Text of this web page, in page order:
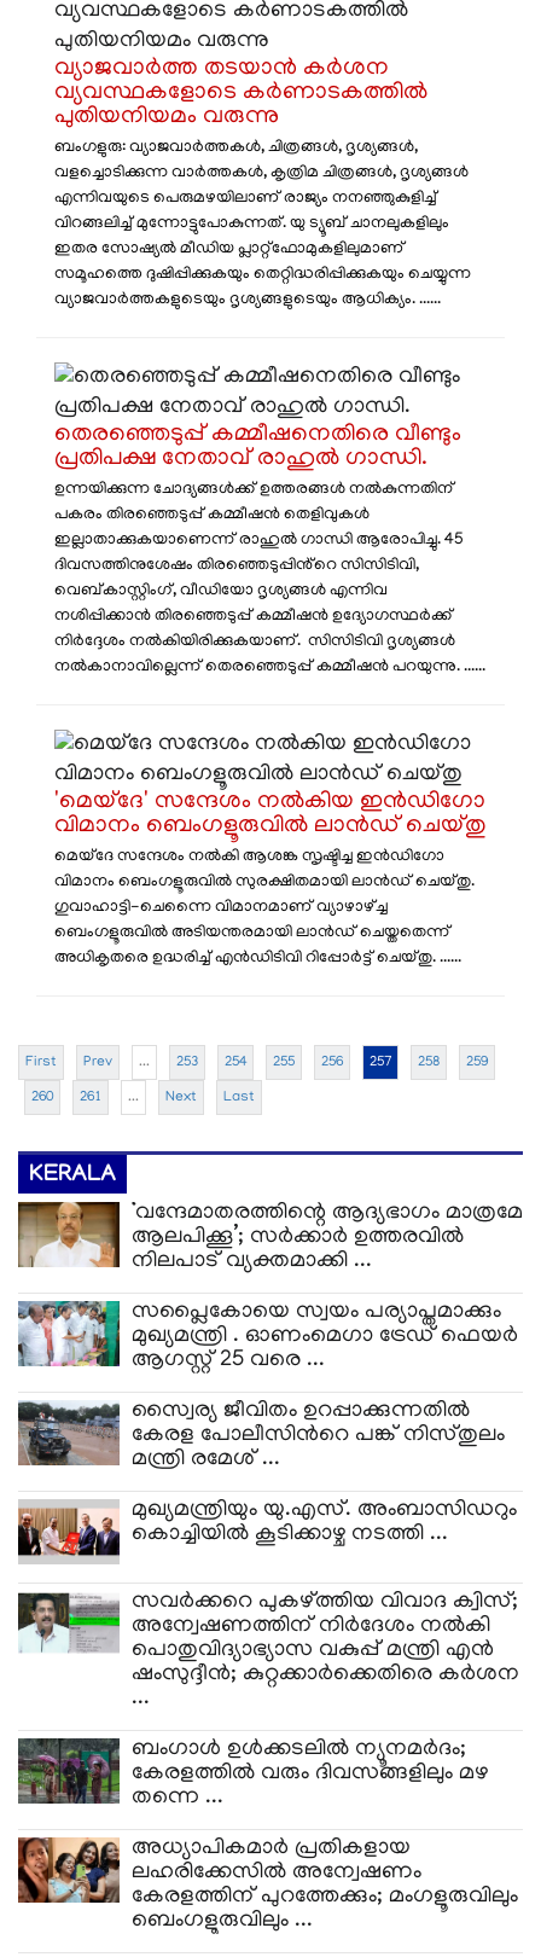
വ്യാജവാർത്ത തടയാൻ കർശന
വ്യവസ്ഥകളോടെ കർണാടകത്തിൽ
പുതിയനിയമം വരുന്നു
ബംഗളുരു: വ്യാജവാർത്തകൾ, ചിത്രങ്ങൾ, ദൃശ്യങ്ങൾ,
വളച്ചൊടിക്കുന്ന വാർത്തകൾ, കൃത്രിമ ചിത്രങ്ങൾ, ദൃശ്യങ്ങൾ
എന്നിവയുടെ പെരുമഴയിലാണ് രാജ്യം നനഞ്ഞുകുളിച്ച്
വിറങ്ങലിച്ച് മുന്നോട്ടുപോകുന്നത്. യു ട്യൂബ് ചാനലുകളിലും
ഇതര സോഷ്യൽ മീഡിയ പ്ലാറ്റ്ഫോമുകളിലുമാണ്
സമൂഹത്തെ ദുഷിപ്പിക്കുകയും തെറ്റിദ്ധരിപ്പിക്കുകയും ചെയ്യുന്ന
വ്യാജവാർത്തകളുടെയും ദൃശ്യങ്ങളുടെയും ആധിക്യം. ......
തെരഞ്ഞെടുപ്പ് കമ്മീഷനെതിരെ വീണ്ടും
പ്രതിപക്ഷ നേതാവ് രാഹുൽ ഗാന്ധി.
ഉന്നയിക്കുന്ന ചോദ്യങ്ങൾക്ക് ഉത്തരങ്ങൾ നൽകുന്നതിന്
പകരം തിരഞ്ഞെടുപ്പ് കമ്മീഷൻ തെളിവുകൾ
ഇല്ലാതാക്കുകയാണെന്ന് രാഹുൽ ഗാന്ധി ആരോപിച്ചു. 45
ദിവസത്തിനുശേഷം തിരഞ്ഞെടുപ്പിൻ്റെ സിസിടിവി,
വെബ്കാസ്റ്റിംഗ്, വീഡിയോ ദൃശ്യങ്ങൾ എന്നിവ
നശിപ്പിക്കാൻ തിരഞ്ഞെടുപ്പ് കമ്മീഷൻ ഉദ്യോഗസ്ഥർക്ക്
നിർദ്ദേശം നൽകിയിരിക്കുകയാണ്. സിസിടിവി ദൃശ്യങ്ങൾ
നൽകാനാവില്ലെന്ന് തെരഞ്ഞെടുപ്പ് കമ്മീഷൻ പറയുന്നു. ......
'മെയ്‌ദേ' സന്ദേശം നൽകിയ ഇന്‍ഡിഗോ
വിമാനം ബെംഗളൂരുവില്‍ ലാൻഡ് ചെയ്തു
മെയ്‌ദേ സന്ദേശം നൽകി ആശങ്ക സൃഷ്ടിച്ച ഇന്‍ഡിഗോ
വിമാനം ബെംഗളൂരുവില്‍ സുരക്ഷിതമായി ലാൻഡ് ചെയ്തു.
ഗുവാഹാട്ടി-ചെന്നെെ വിമാനമാണ് വ്യാഴാഴ്ച്ച
ബെംഗളൂരുവില്‍ അടിയന്തരമായി ലാൻഡ് ചെയ്തതെന്ന്
അധികൃതരെ ഉദ്ധരിച്ച് എന്‍ഡിടിവി റിപ്പോര്‍ട്ട് ചെയ്തു. ......
First Prev ... 253 254 255 256 257 258 259
260 261 ... Next Last
KERALA
‘വന്ദേമാതരത്തിന്റെ ആദ്യഭാഗം മാത്രമേ
ആലപിക്കൂ’; സർക്കാർ ഉത്തരവിൽ
നിലപാട് വ്യക്തമാക്കി ...
സപ്ലൈകോയെ സ്വയം പര്യാപ്തമാക്കും
മുഖ്യമന്ത്രി . ഓണംമെഗാ ട്രേഡ് ഫെയർ
ആഗസ്റ്റ് 25 വരെ ...
സ്വൈര്യ ജീവിതം ഉറപ്പാക്കുന്നതില്‍
കേരള പോലീസിന്‍റെ പങ്ക് നിസ്തുലം
മന്ത്രി രമേശ് ...
മുഖ്യമന്ത്രിയും യു.എസ്. അംബാസിഡറും
കൊച്ചിയിൽ കൂടിക്കാഴ്ച നടത്തി ...
സവർക്കറെ പുകഴ്ത്തിയ വിവാദ ക്വിസ്;
അന്വേഷണത്തിന് നിർദേശം നൽകി
പൊതുവിദ്യാഭ്യാസ വകുപ്പ് മന്ത്രി എൻ
ഷംസുദ്ദീൻ; കുറ്റക്കാർക്കെതിരെ കർശന
...
ബംഗാൾ ഉൾക്കടലിൽ ന്യൂനമർദം;
കേരളത്തിൽ വരും ദിവസങ്ങളിലും മഴ
തന്നെ ...
അധ്യാപികമാർ പ്രതികളായ
ലഹരിക്കേസിൽ അന്വേഷണം
കേരളത്തിന് പുറത്തേക്കും; മംഗളൂരുവിലും
ബെംഗളൂരുവിലും ...